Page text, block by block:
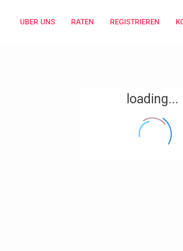
STARTSEITE
UBER UNS RATEN REGISTRIEREN
loading...